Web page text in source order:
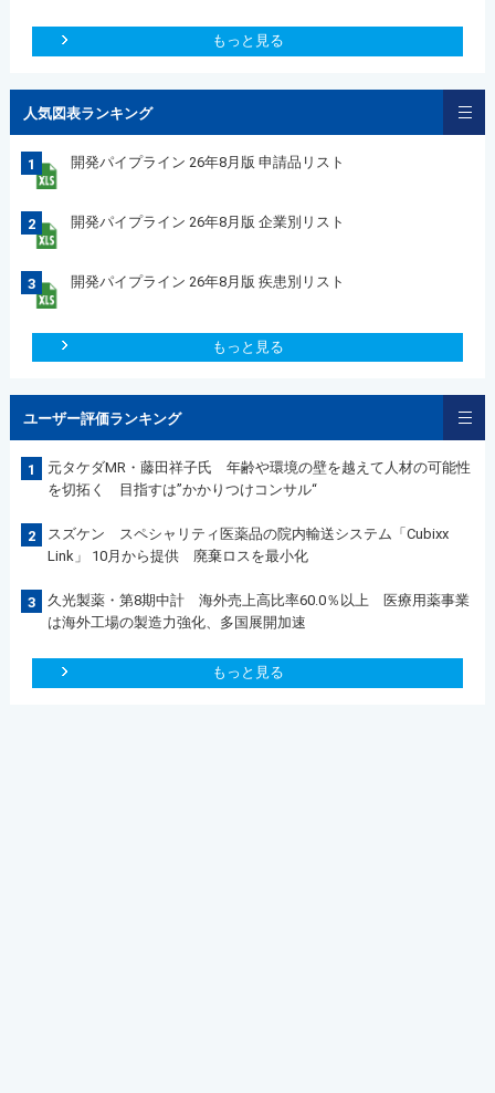
もっと見る
人気図表ランキング
1 開発パイプライン 26年8月版 申請品リスト
2 開発パイプライン 26年8月版 企業別リスト
3 開発パイプライン 26年8月版 疾患別リスト
もっと見る
ユーザー評価ランキング
1
元タケダMR・藤田祥子氏 年齢や環境の壁を越えて人材の可能性
を切拓く 目指すは”かかりつけコンサル“
2
スズケン スペシャリティ医薬品の院内輸送システム「Cubixx
Link」 10月から提供 廃棄ロスを最小化
3
久光製薬・第8期中計 海外売上高比率60.0％以上 医療用薬事業
は海外工場の製造力強化、多国展開加速
もっと見る